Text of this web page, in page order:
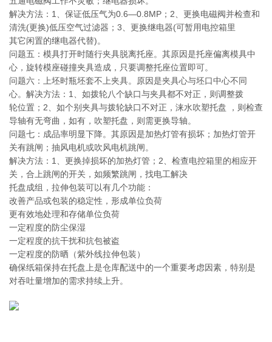
解决方法：1、保证低压气为0.6—0.8MP；2、更换电磁阀并检查和
清洗(更换)低压空气过滤器；3、更换继电器(可暂用电控箱里
其它闲置的继电器代替)。
问题五：模具打开时随行夹具脱离托座。其原因是托座偏离模具中
心，旋转模座碰撞夹具造成，只要调整托座位置即可。
问题六：上坯时瓶坯套不上夹具。原因是夹具心与坯口中心不同
心。解决方法：1、如拨轮八个缺口与夹具都不对正，则调整拨
轮位置；2、如个别夹具与拨轮缺口不对正，涞水吹塑托盘 ，则检查
导轴有无弯曲，如有，吹塑托盘，则需更换导轴。
问题七：成品率明显下降。其原因是加热灯管有损坏；加热灯管开
关有跳闸；抽风电机或吹风电机跳闸。
解决方法：1、更换掉损坏的加热灯管；2、检查电控箱里的相应开
关，合上跳闸的开关，如频繁跳闸，找电工解决
托盘成组，拉伸包装可以有几个功能：
改善产品或包装的稳定性，形成单位负荷
更有效地处理和存储单位负荷
一定程度的防尘保湿
一定程度的抗干扰和抗包被盗
一定程度的防晒（紫外线拉伸包装）
确保纸箱保持在托盘上是仓库配送中的一个重要考虑因素，特别是
对吞吐量增加的需求持续上升。